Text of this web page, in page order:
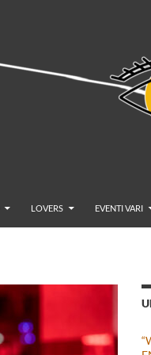
LOVERS EVENTI VARI